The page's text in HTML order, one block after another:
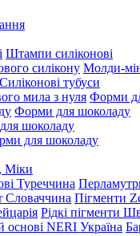
Штампи силіконові
Молди-
Силіконові тубуси
Форми
Форми для шоколаду
шоколаду
для шоколаду
Міки
Пігменти
Рідкі пігменти